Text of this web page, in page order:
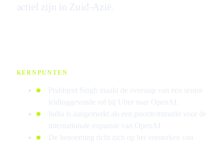
actief zijn in Zuid-Azië.
KERNPUNTEN
Prabhjeet Singh maakt de overstap van een senior
leidinggevende rol bij Uber naar OpenAI
India is aangemerkt als een prioriteitsmarkt voor de
internationale expansie van OpenAI
De benoeming richt zich op het versterken van